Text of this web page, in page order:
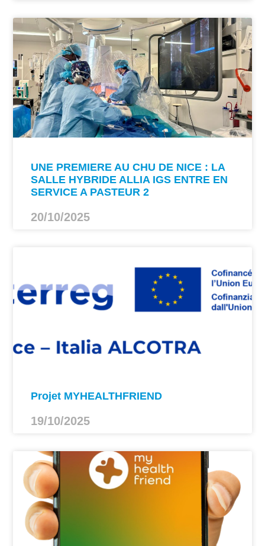
UNE PREMIERE AU CHU DE NICE : LA
SALLE HYBRIDE ALLIA IGS ENTRE EN
SERVICE A PASTEUR 2
20/10/2025
Projet MYHEALTHFRIEND
19/10/2025